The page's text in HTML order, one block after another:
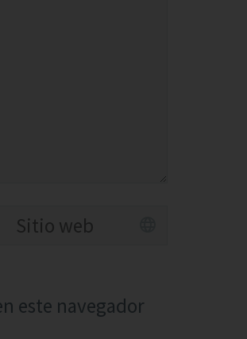
este navegador